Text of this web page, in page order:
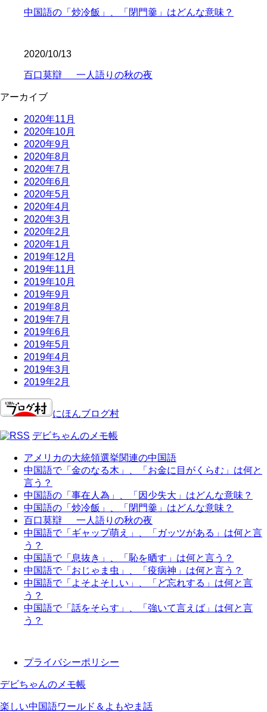
中国語の「炒冷飯」、「閉門羹」はどんな意味？
2020/10/13
百口莫辯 一人語りの秋の夜
アーカイブ
2020年11月
2020年10月
2020年9月
2020年8月
2020年7月
2020年6月
2020年5月
2020年4月
2020年3月
2020年2月
2020年1月
2019年12月
2019年11月
2019年10月
2019年9月
2019年8月
2019年7月
2019年6月
2019年5月
2019年4月
2019年3月
2019年2月
にほんブログ村
デビちゃんのメモ帳
アメリカの大統領選挙関連の中国語
中国語で「金のなる木」、「お金に目がくらむ」は何と
言う？
中国語の「事在人為」、「因少失大」はどんな意味？
中国語の「炒冷飯」、「閉門羹」はどんな意味？
百口莫辯 一人語りの秋の夜
中国語で「ギャップ萌え」、「ガッツがある」は何と言
う？
中国語で「息抜き」、「恥を晒す」は何と言う？
中国語で「おじゃま虫」、「疫病神」は何と言う？
中国語で「よそよそしい」、「ど忘れする」は何と言
う？
中国語で「話をそらす」、「強いて言えば」は何と言
う？
プライバシーポリシー
デビちゃんのメモ帳
楽しい中国語ワールド＆よもやま話